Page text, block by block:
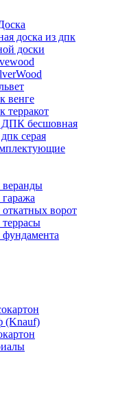
доска из дпк
доски
венге
терракот
ДПК бесшовная
серая
веранды
ворот
(Knauf)